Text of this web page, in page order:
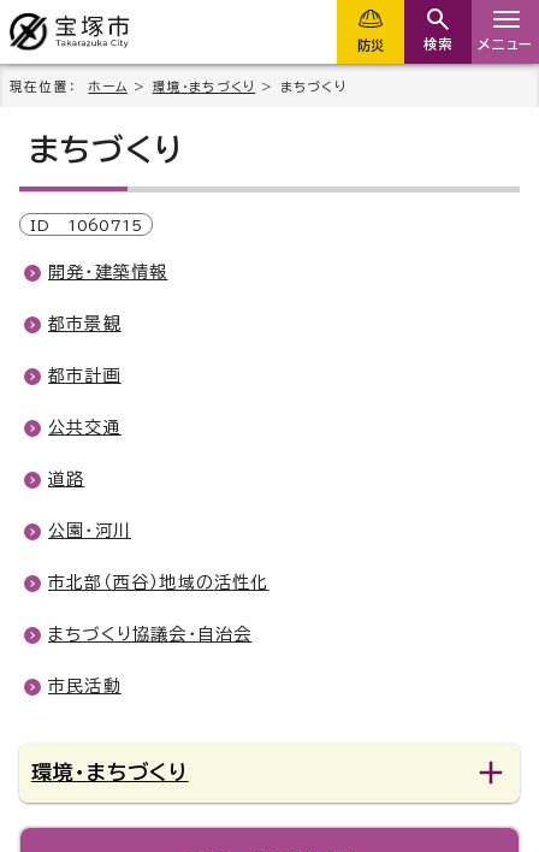
防災 検索 メニュー
現在位置： ホーム > 環境・まちづくり > まちづくり
まちづくり
ID 1060715
開発・建築情報
都市景観
都市計画
公共交通
道路
公園・河川
市北部（西谷）地域の活性化
まちづくり協議会・自治会
市民活動
環境・まちづくり